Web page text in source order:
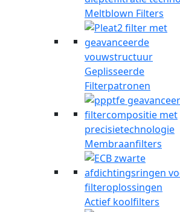
Meltblown Filters
Geplisseerde
Filterpatronen
Membraanfilters
Actief koolfilters